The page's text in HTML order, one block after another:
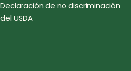
Declaración de no discriminación
del USDA